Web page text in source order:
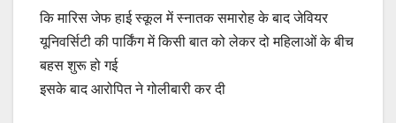
कि मारिस जेफ हाई स्कूल में स्नातक समारोह के बाद जेवियर
यूनिवर्सिटी की पार्किंग में किसी बात को लेकर दो महिलाओं के बीच
बहस शुरू हो गई
इसके बाद आरोपित ने गोलीबारी कर दी